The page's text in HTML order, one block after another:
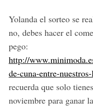
s
:
Yolanda el sorteo se
no, debes hacer el
pego:
http://
de-cuna-entre-
recuerda que solo
noviembre para ganar
c
h
: